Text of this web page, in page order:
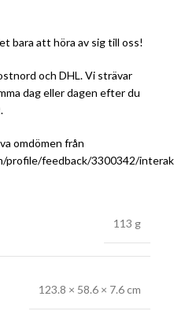
bara att höra av sig till oss!
och DHL. Vi strävar
dag eller dagen efter du
omdömen från
profile/feedback/3300342/
113 g
123.8 × 58.6 × 7.6 cm